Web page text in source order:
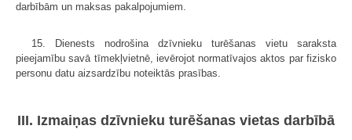
darbībām un maksas pakalpojumiem.
15. Dienests nodrošina dzīvnieku turēšanas vietu saraksta
pieejamību savā tīmekļvietnē, ievērojot normatīvajos aktos par fizisko
personu datu aizsardzību noteiktās prasības.
III. Izmaiņas dzīvnieku turēšanas vietas darbībā